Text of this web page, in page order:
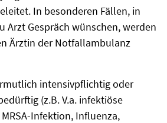
In besonderen Fällen, in
Arzt Gespräch wünschen, werden
Ärztin der Notfallambulanz
intensivpflichtig oder
(z.B. V.a. infektiöse
Infektion, Influenza,